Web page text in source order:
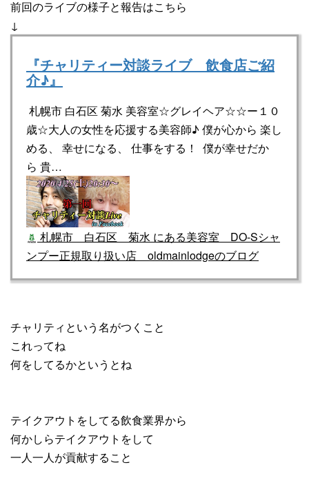
前回のライブの様子と報告はこちら
↓
『チャリティー対談ライブ 飲食店ご紹
介♪』
札幌市 白石区 菊水 美容室☆グレイヘア☆☆ー１０
歳☆大人の女性を応援する美容師♪ 僕が心から 楽し
める、 幸せになる、 仕事をする！ 僕が幸せだか
ら 貴…
札幌市 白石区 菊水 にある美容室 DO-Sシャ
ンプー正規取り扱い店 oldmainlodgeのブログ
チャリティという名がつくこと
これってね
何をしてるかというとね
テイクアウトをしてる飲食業界から
何かしらテイクアウトをして
一人一人が貢献すること